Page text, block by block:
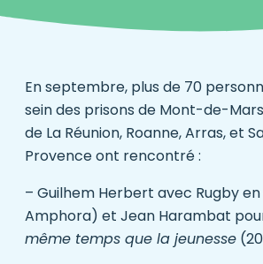
En septembre, plus de 70
sein des prisons de Mont-de-
de La Réunion, Roanne, Arras, et
Provence ont rencontré :
– Guilhem Herbert avec Rugby
Amphora) et Jean Harambat
même temps que la jeunesse